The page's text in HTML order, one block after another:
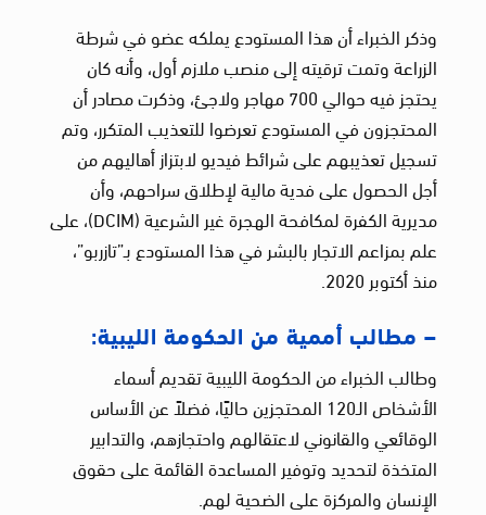
وذكر الخبراء أن هذا المستودع يملكه عضو في شرطة
الزراعة وتمت ترقيته إلى منصب ملازم أول، وأنه كان
يحتجز فيه حوالي 700 مهاجر ولاجئ، وذكرت مصادر أن
المحتجزون في المستودع تعرضوا للتعذيب المتكرر، وتم
تسجيل تعذيبهم على شرائط فيديو لابتزاز أهاليهم من
أجل الحصول على فدية مالية لإطلاق سراحهم، وأن
مديرية الكفرة لمكافحة الهجرة غير الشرعية (DCIM)، على
علم بمزاعم الاتجار بالبشر في هذا المستودع بـ”تازربو”،
منذ أكتوبر 2020.
– مطالب أممية من الحكومة الليبية:
وطالب الخبراء من الحكومة الليبية تقديم أسماء
الأشخاص الـ120 المحتجزين حاليًا، فضلاً عن الأساس
الوقائعي والقانوني لاعتقالهم واحتجازهم، والتدابير
المتخذة لتحديد وتوفير المساعدة القائمة على حقوق
الإنسان والمركزة على الضحية لهم.